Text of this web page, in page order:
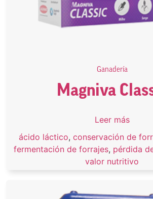
Ganadería
Magniva
Leer más
ácido láctico, conservación de
fermentación de forrajes, pérdida
valor nutritivo